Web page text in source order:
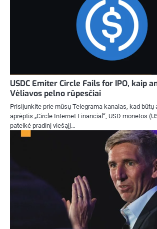
USDC Emiter Circle Fails for IPO, kaip
Vėliavos pelno rūpesčiai
Prisijunkite prie mūsų Telegrama kanalas, kad būtų
aprėptis „Circle Internet Financial“, USD monetos
pateikė pradinį viešąjį…